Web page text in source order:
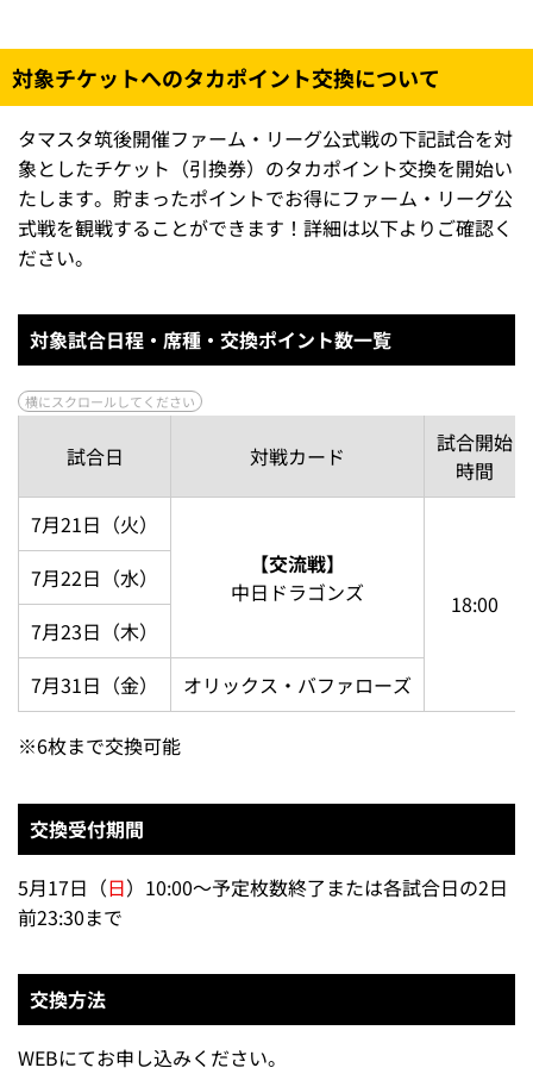
各席種とも、購入制限枚数の限りがございます。
雨天などにより万が一試合が開催されない場合は、当
日のチケットは無効となります。後日、シリアルIDを
再度ご利用いただけるよう有効化処理を行いますの
で、別日程にてご利用ください。
対象チケットへのタカポイント交換について
タマスタ筑後開催ファーム・リーグ公式戦の下記試合を対
象としたチケット（引換券）のタカポイント交換を開始い
たします。貯まったポイントでお得にファーム・リーグ公
式戦を観戦することができます！詳細は以下よりご確認く
ださい。
対象試合日程・席種・交換ポイント数一覧
試合日 対戦カード
時間
【交流戦】
18:00
7月22日（水）
7月23日（木）
7月31日（金）
※6枚まで交換可能